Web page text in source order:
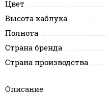
Цвет
Высота каблука
Полнота
Страна бренда
Страна производства
Описание